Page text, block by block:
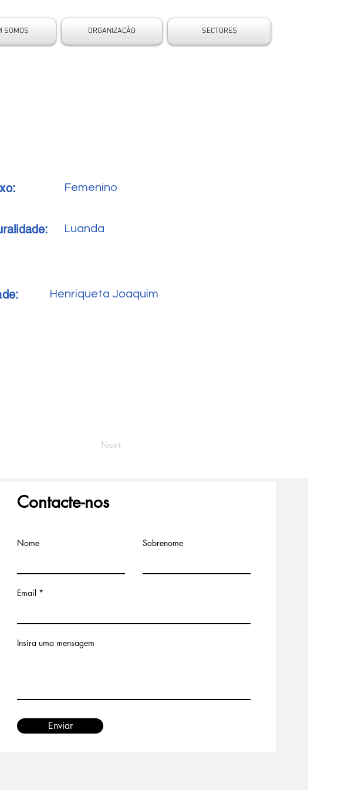
SOMOS ORGANIZAÇÃO SECTORES
Femenino
Luanda
Henriqueta Joaquim
Next
Contacte-nos
Nome Sobrenome
Email
Insira uma mensagem
Enviar